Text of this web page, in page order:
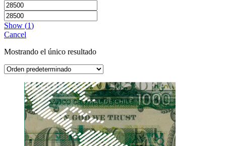
Show (1)
Cancel
Mostrando el único resultado